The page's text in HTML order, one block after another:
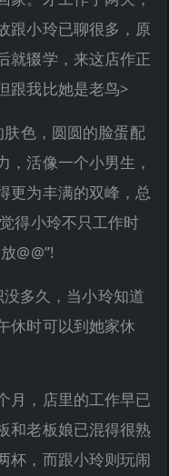
跟小玲已聊很多，原
就辍学，来这店作正
跟我比她是老鸟>
色，圆圆的脸蛋配
，活像一个小男生，
更为丰满的双峰，总
得小玲不只工作时
@@”!
没多久，当小玲知道
休时可以到她家休
月，店里的工作早已
和老板娘已混得很熟
杯，而跟小玲则玩闹